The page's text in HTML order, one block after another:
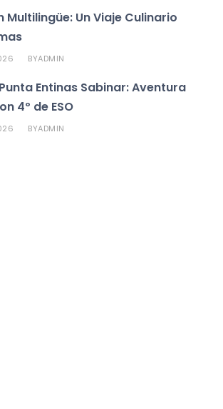
Multilingüe: Un Viaje Culinario
BYADMIN
Entinas Sabinar: Aventura
4º de ESO
BYADMIN